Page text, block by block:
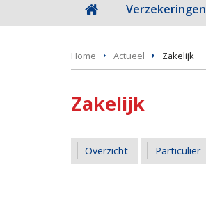
Verzekeringen
Home Actueel Zakelijk
Zakelijk
Overzicht Particulier